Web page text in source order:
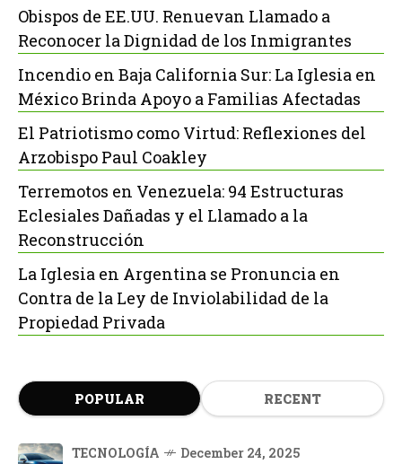
Obispos de EE.UU. Renuevan Llamado a
Reconocer la Dignidad de los Inmigrantes
Incendio en Baja California Sur: La Iglesia en
México Brinda Apoyo a Familias Afectadas
El Patriotismo como Virtud: Reflexiones del
Arzobispo Paul Coakley
Terremotos en Venezuela: 94 Estructuras
Eclesiales Dañadas y el Llamado a la
Reconstrucción
La Iglesia en Argentina se Pronuncia en
Contra de la Ley de Inviolabilidad de la
Propiedad Privada
POPULAR RECENT
TECNOLOGÍA December 24, 2025